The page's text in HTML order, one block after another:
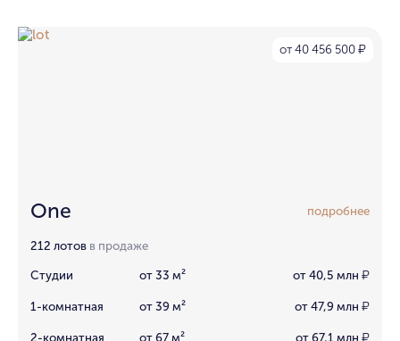
от 40 456 500 ₽
One подробнее
212 лотов в продаже
Студии от 33 м² от 40,5 млн ₽
1-комнатная от 39 м² от 47,9 млн ₽
2-комнатная от 67 м² от 67,1 млн